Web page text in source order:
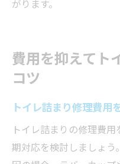
がります。
費用を抑えてト
コツ
トイレ詰まり修理費用
トイレ詰まりの修理費
期対応を検討しましょ